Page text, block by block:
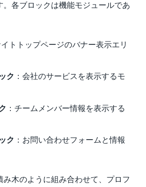
。各ブロックは機能モジュールであ
イトトップページのバナー表示エリ
ク ：会社のサービスを表示するモ
：チームメンバー情報を表示する
ク ：お問い合わせフォームと情報
み木のように組み合わせて、プロフ